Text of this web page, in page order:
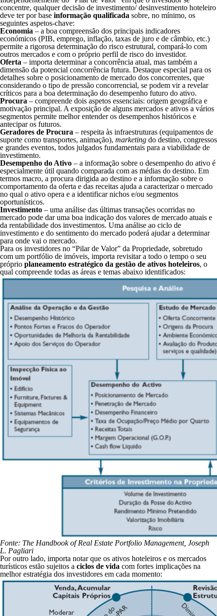
concentre, qualquer decisão de investimento/ desinvestimento hoteleiro
deve ter por base informação qualificada sobre, no mínimo, os
seguintes aspetos-chave:
Economia – a boa compreensão dos principais indicadores
económicos (PIB, emprego, inflação, taxas de juro e de câmbio, etc.)
permite a rigorosa determinação do risco estrutural, compará-lo com
outros mercados e com o próprio perfil de risco do investidor.
Oferta – importa determinar a concorrência atual, mas também a
dimensão da potencial concorrência futura. Destaque especial para os
detalhes sobre o posicionamento de mercado dos concorrentes, que
considerando o tipo de pressão concorrencial, se podem vir a revelar
críticos para a boa determinação do desempenho futuro do ativo.
Procura – compreende dois aspetos essenciais: origem geográfica e
motivação principal. A exposição de alguns mercados e ativos a vários
segmentos permite melhor entender os desempenhos históricos e
antecipar os futuros.
Geradores de Procura – respeita às infraestruturas (equipamentos de
suporte como transportes, animação), marketing do destino, congressos
e grandes eventos, todos julgados fundamentais para a viabilidade de
investimento.
Desempenho do Ativo – a informação sobre o desempenho do ativo é
especialmente útil quando comparada com as médias do destino. Em
termos macro, a procura dirigida ao destino e a informação sobre o
comportamento da oferta e das receitas ajuda a caracterizar o mercado
no qual o ativo opera e a identificar nichos e/ou segmentos
oportunísticos.
Investimento – uma análise das últimas transações ocorridas no
mercado pode dar uma boa indicação dos valores de mercado atuais e
da rentabilidade dos investimentos. Uma análise ao ciclo de
investimento e do sentimento do mercado poderá ajudar a determinar
para onde vai o mercado.
Para os investidores no “Pilar de Valor” da Propriedade, sobretudo
com um portfólio de imóveis, importa revisitar a todo o tempo o seu
próprio planeamento estratégico da gestão de ativos hoteleiros, o
qual compreende todas as áreas e temas abaixo identificados:
Fonte: The Handbook of Real Estate Portfolio Management, Joseph
L. Pagliari
Por outro lado, importa notar que os ativos hoteleiros e os mercados
turísticos estão sujeitos a ciclos de vida com fortes implicações na
melhor estratégia dos investidores em cada momento: